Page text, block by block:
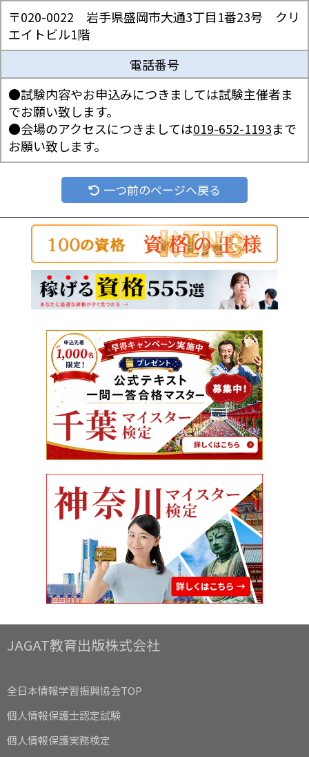
〒020-0022 岩手県盛岡市大通3丁目1番23号 クリ
エイトビル1階
電話番号
●試験内容やお申込みにつきましては試験主催者ま
でお願い致します。
●会場のアクセスにつきましては019-652-1193まで
お願い致します。
一つ前のページへ戻る
JAGAT教育出版株式会社
全日本情報学習振興協会TOP
個人情報保護士認定試験
個人情報保護実務検定